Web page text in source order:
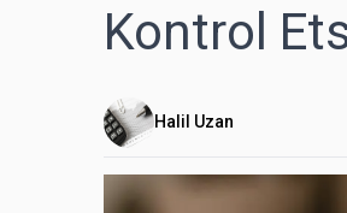
Kontrol
Halil Uzan